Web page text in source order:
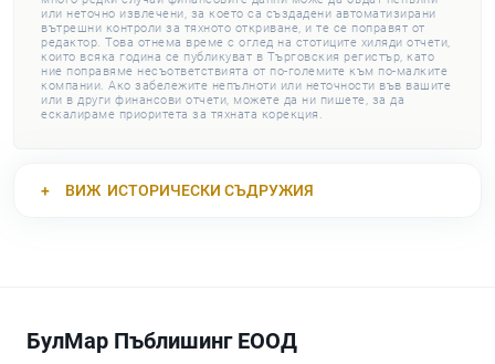
или неточно извлечени, за което са създадени автоматизирани
вътрешни контроли за тяхното откриване, и те се поправят от
редактор. Това отнема време с оглед на стотиците хиляди отчети,
които всяка година се публикуват в Търговския регистър, като
ние поправяме несъответствията от по-големите към по-малките
компании. Ако забележите непълноти или неточности във вашите
или в други финансови отчети, можете да ни пишете, за да
ескалираме приоритета за тяхната корекция.
ВИЖ ИСТОРИЧЕСКИ СЪДРУЖИЯ
БулМар Пъблишинг ЕООД